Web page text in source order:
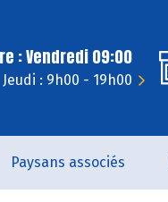
: Vendredi 09:00
Jeudi : 9h00 - 19h00
Paysans associés